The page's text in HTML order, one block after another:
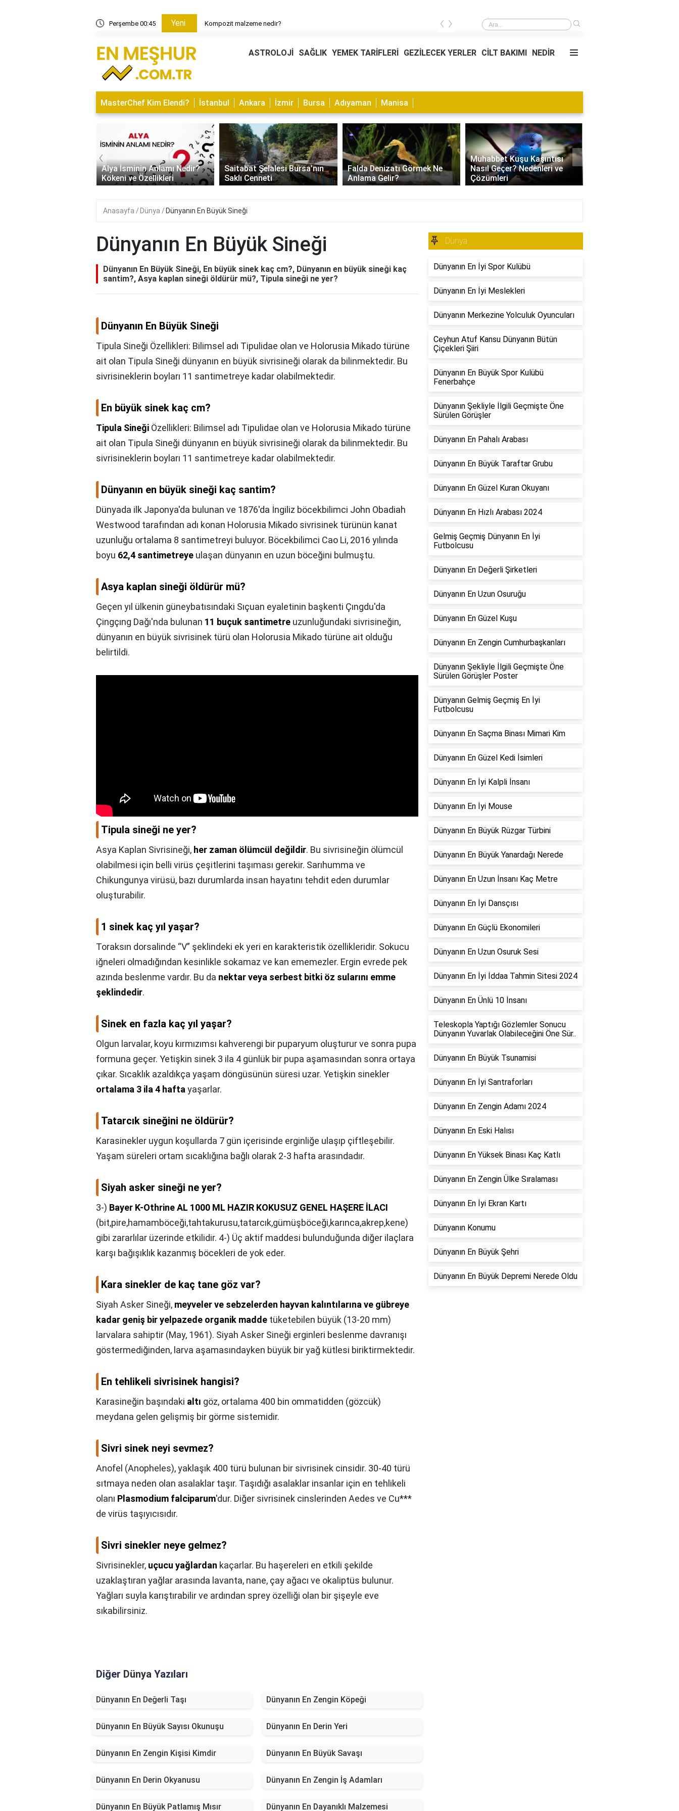
Perşembe 00:45 Yeni Kompozit malzeme nedir? Kompozit malzeme nedir?
‹ ›
ASTROLOJİ SAĞLIK YEMEK TARİFLERİ GEZİLECEK YERLER CİLT BAKIMI NEDİR
MasterChef Kim Elendi? İstanbul Ankara İzmir Bursa Adıyaman Manisa
Saitabat Şelalesi Bursa’nın
Saklı Cenneti
Falda Denizatı Görmek Ne
Anlama Gelir?
Muhabbet Kuşu Kaşıntısı
Nasıl Geçer? Nedenleri ve
Çözümleri
Edamame Nedir? Faydaları,
Tüketimi ve Tarif Önerileri
‹ ›
Anasayfa Dünya Dünyanın En Büyük Sineği
Dünyanın En Büyük Sineği
Dünyanın En Büyük Sineği, En büyük sinek kaç cm?, Dünyanın en büyük sineği kaç
santim?, Asya kaplan sineği öldürür mü?, Tipula sineği ne yer?
Dünyanın En Büyük Sineği
Tipula Sineği Özellikleri: Bilimsel adı Tipulidae olan ve Holorusia Mikado türüne
ait olan Tipula Sineği dünyanın en büyük sivrisineği olarak da bilinmektedir. Bu
sivrisineklerin boyları 11 santimetreye kadar olabilmektedir.
En büyük sinek kaç cm?
Tipula Sineği Özellikleri: Bilimsel adı Tipulidae olan ve Holorusia Mikado türüne
ait olan Tipula Sineği dünyanın en büyük sivrisineği olarak da bilinmektedir. Bu
sivrisineklerin boyları 11 santimetreye kadar olabilmektedir.
Dünyanın en büyük sineği kaç santim?
Dünyada ilk Japonya'da bulunan ve 1876'da İngiliz böcekbilimci John Obadiah
Westwood tarafından adı konan Holorusia Mikado sivrisinek türünün kanat
uzunluğu ortalama 8 santimetreyi buluyor. Böcekbilimci Cao Li, 2016 yılında
boyu 62,4 santimetreye ulaşan dünyanın en uzun böceğini bulmuştu.
Asya kaplan sineği öldürür mü?
Geçen yıl ülkenin güneybatısındaki Sıçuan eyaletinin başkenti Çıngdu'da
Çingçıng Dağı'nda bulunan 11 buçuk santimetre uzunluğundaki sivrisineğin,
dünyanın en büyük sivrisinek türü olan Holorusia Mikado türüne ait olduğu
belirtildi.
Tipula sineği ne yer?
Asya Kaplan Sivrisineği, her zaman ölümcül değildir. Bu sivrisineğin ölümcül
olabilmesi için belli virüs çeşitlerini taşıması gerekir. Sarıhumma ve
Chikungunya virüsü, bazı durumlarda insan hayatını tehdit eden durumlar
oluşturabilir.
1 sinek kaç yıl yaşar?
Toraksın dorsalinde “V” şeklindeki ek yeri en karakteristik özellikleridir. Sokucu
iğneleri olmadığından kesinlikle sokamaz ve kan ememezler. Ergin evrede pek
azında beslenme vardır. Bu da nektar veya serbest bitki öz sularını emme
şeklindedir.
Sinek en fazla kaç yıl yaşar?
Olgun larvalar, koyu kırmızımsı kahverengi bir puparyum oluşturur ve sonra pupa
formuna geçer. Yetişkin sinek 3 ila 4 günlük bir pupa aşamasından sonra ortaya
çıkar. Sıcaklık azaldıkça yaşam döngüsünün süresi uzar. Yetişkin sinekler
ortalama 3 ila 4 haftayaşarlar.
Tatarcık sineğini ne öldürür?
Karasinekler uygun koşullarda 7 gün içerisinde erginliğe ulaşıp çiftleşebilir.
Yaşam süreleri ortam sıcaklığına bağlı olarak 2-3 hafta arasındadır.
Siyah asker sineği ne yer?
3-) Bayer K-Othrine AL 1000 ML HAZIR KOKUSUZ GENEL HAŞERE İLACI
(bit,pire,hamamböceği,tahtakurusu,tatarcık,gümüşböceği,karınca,akrep,kene)
gibi zararlılar üzerinde etkilidir. 4-) Üç aktif maddesi bulunduğunda diğer ilaçlara
karşı bağışıklık kazanmış böcekleri de yok eder.
Kara sinekler de kaç tane göz var?
Siyah Asker Sineği, meyveler ve sebzelerden hayvan kalıntılarına ve gübreye
kadar geniş bir yelpazede organik madde tüketebilen büyük (13-20 mm)
larvalara sahiptir (May, 1961). Siyah Asker Sineği erginleri beslenme davranışı
göstermediğinden, larva aşamasındayken büyük bir yağ kütlesi biriktirmektedir.
En tehlikeli sivrisinek hangisi?
Karasineğin başındaki altı göz, ortalama 400 bin ommatidden (gözcük)
meydana gelen gelişmiş bir görme sistemidir.
Sivri sinek neyi sevmez?
Anofel (Anopheles), yaklaşık 400 türü bulunan bir sivrisinek cinsidir. 30-40 türü
sıtmaya neden olan asalaklar taşır. Taşıdığı asalaklar insanlar için en tehlikeli
olanı Plasmodium falciparum'dur. Diğer sivrisinek cinslerinden Aedes ve Cu***
de virüs taşıyıcısıdır.
Sivri sinekler neye gelmez?
Sivrisinekler, uçucu yağlardan kaçarlar. Bu haşereleri en etkili şekilde
uzaklaştıran yağlar arasında lavanta, nane, çay ağacı ve okaliptüs bulunur.
Yağları suyla karıştırabilir ve ardından sprey özelliği olan bir şişeyle eve
sıkabilirsiniz.
Diğer Dünya Yazıları
Dünyanın En Değerli Taşı Dünyanın En Zengin Köpeği
Dünyanın En Büyük Sayısı Okunuşu Dünyanın En Derin Yeri
Dünyanın En Zengin Kişisi Kimdir Dünyanın En Büyük Savaşı
Dünyanın En Derin Okyanusu Dünyanın En Zengin İş Adamları
Dünyanın En Büyük Patlamış Mısır Dünyanın En Dayanıklı Malzemesi
Dünya
Dünyanın En İyi Spor Kulübü
Dünyanın En İyi Meslekleri
Dünyanın Merkezine Yolculuk Oyuncuları
Ceyhun Atuf Kansu Dünyanın Bütün
Çiçekleri Şiiri
Dünyanın En Büyük Spor Kulübü
Fenerbahçe
Dünyanın Şekliyle İlgili Geçmişte Öne
Sürülen Görüşler
Dünyanın En Pahalı Arabası
Dünyanın En Büyük Taraftar Grubu
Dünyanın En Güzel Kuran Okuyanı
Dünyanın En Hızlı Arabası 2024
Gelmiş Geçmiş Dünyanın En İyi
Futbolcusu
Dünyanın En Değerli Şirketleri
Dünyanın En Uzun Osuruğu
Dünyanın En Güzel Kuşu
Dünyanın En Zengin Cumhurbaşkanları
Dünyanın Şekliyle İlgili Geçmişte Öne
Sürülen Görüşler Poster
Dünyanın Gelmiş Geçmiş En İyi
Futbolcusu
Dünyanın En Saçma Binası Mimari Kim
Dünyanın En Güzel Kedi İsimleri
Dünyanın En İyi Kalpli İnsanı
Dünyanın En İyi Mouse
Dünyanın En Büyük Rüzgar Türbini
Dünyanın En Büyük Yanardağı Nerede
Dünyanın En Uzun İnsanı Kaç Metre
Dünyanın En İyi Dansçısı
Dünyanın En Güçlü Ekonomileri
Dünyanın En Uzun Osuruk Sesi
Dünyanın En İyi İddaa Tahmin Sitesi 2024
Dünyanın En Ünlü 10 İnsanı
Teleskopla Yaptığı Gözlemler Sonucu
Dünyanın Yuvarlak Olabileceğini Öne Sür..
Dünyanın En Büyük Tsunamisi
Dünyanın En İyi Santraforları
Dünyanın En Zengin Adamı 2024
Dünyanın En Eski Halısı
Dünyanın En Yüksek Binası Kaç Katlı
Dünyanın En Zengin Ülke Sıralaması
Dünyanın En İyi Ekran Kartı
Dünyanın Konumu
Dünyanın En Büyük Şehri
Dünyanın En Büyük Depremi Nerede Oldu